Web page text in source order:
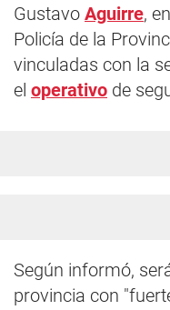
Gustavo Aguirre,
Policía de la
vinculadas con la
el operativo de
Según informó,
provincia con